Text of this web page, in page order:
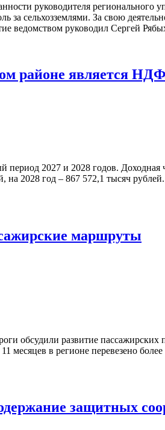
руководителя регионального
за сельхозземлями. За свою
ведомством руководил Сергей
районе является
2027 и 2028 годов. Доходная
на 2028 год – 867 572,1 тысяч
маршруты
обсудили развитие пассажирских
в регионе перевезено
защитных